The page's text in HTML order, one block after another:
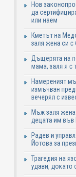
Нов
да
или наем
Кметът на
заля жена си с
Дъщерята на
мама, заля я с
Намереният
измъчван
вечерял с
Мъж заля жена
децата им във
Радев и
Йотова за
Трагедия на
удави, докато